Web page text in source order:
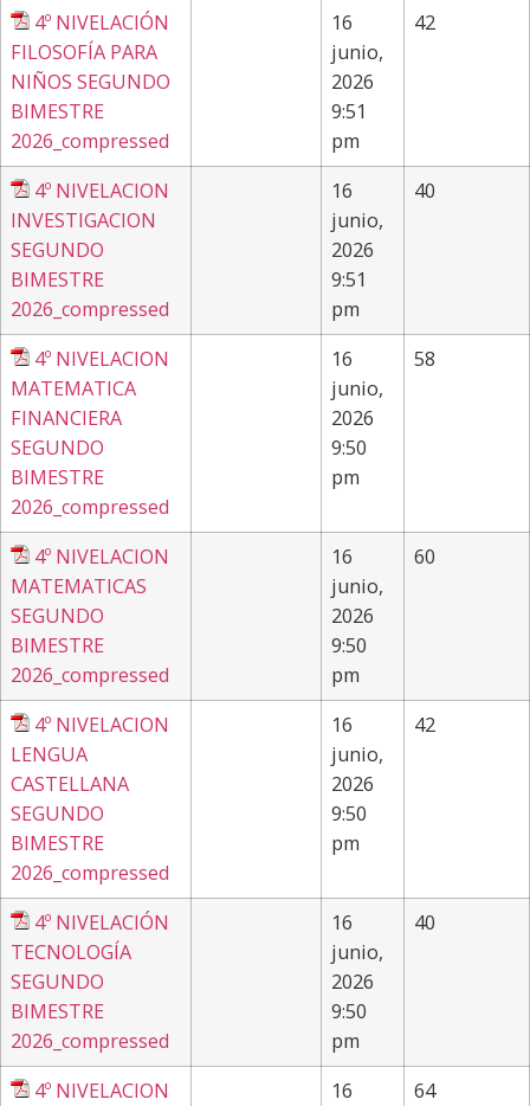
4º NIVELACIÓN
FILOSOFÍA PARA
NIÑOS SEGUNDO
BIMESTRE
2026_compressed
16
junio,
2026
9:51
pm
42
4º NIVELACION
INVESTIGACION
SEGUNDO
BIMESTRE
2026_compressed
16
junio,
2026
9:51
pm
40
4º NIVELACION
MATEMATICA
FINANCIERA
SEGUNDO
BIMESTRE
2026_compressed
16
junio,
2026
9:50
pm
58
4º NIVELACION
MATEMATICAS
SEGUNDO
BIMESTRE
2026_compressed
16
junio,
2026
9:50
pm
60
4º NIVELACION
LENGUA
CASTELLANA
SEGUNDO
BIMESTRE
2026_compressed
16
junio,
2026
9:50
pm
42
4º NIVELACIÓN
TECNOLOGÍA
SEGUNDO
BIMESTRE
2026_compressed
16
junio,
2026
9:50
pm
40
4º NIVELACION
16
64